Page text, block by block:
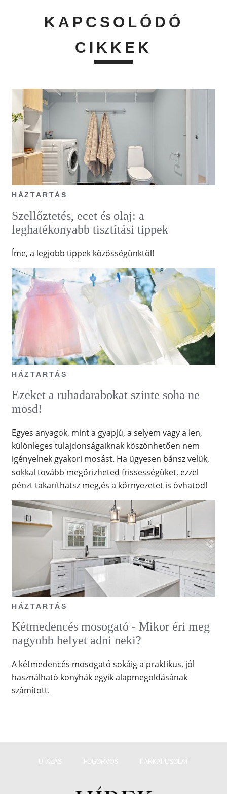
KAPCSOLÓDÓ
CIKKEK
HÁZTARTÁS
Szellőztetés, ecet és olaj: a
leghatékonyabb tisztítási tippek
Íme, a legjobb tippek közösségünktől!
HÁZTARTÁS
Ezeket a ruhadarabokat szinte soha ne
mosd!
Egyes anyagok, mint a gyapjú, a selyem vagy a len,
különleges tulajdonságaiknak köszönhetően nem
igényelnek gyakori mosást. Ha ügyesen bánsz velük,
sokkal tovább megőrizheted frissességüket, ezzel
pénzt takaríthatsz meg,és a környezetet is óvhatod!
HÁZTARTÁS
Kétmedencés mosogató - Mikor éri meg
nagyobb helyet adni neki?
A kétmedencés mosogató sokáig a praktikus, jól
használható konyhák egyik alapmegoldásának
számított.